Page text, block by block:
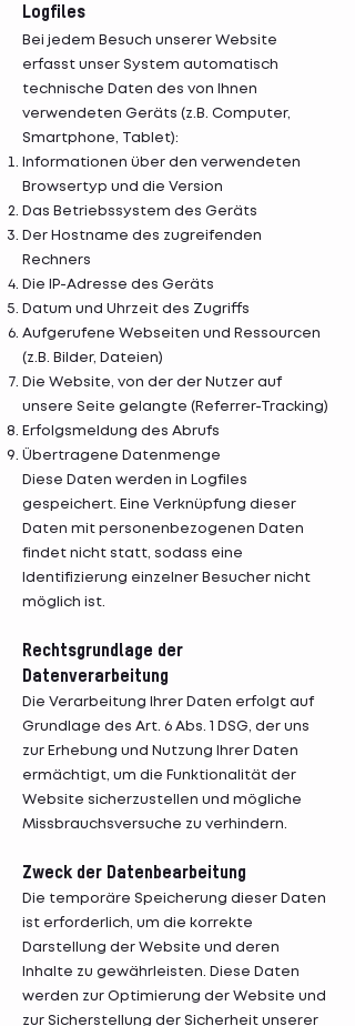
Logfiles
Bei jedem Besuch unserer Website
erfasst unser System automatisch
technische Daten des von Ihnen
verwendeten Geräts (z.B. Computer,
Smartphone, Tablet):
Informationen über den verwendeten
Browsertyp und die Version
Das Betriebssystem des Geräts
Der Hostname des zugreifenden
Rechners
Die IP-Adresse des Geräts
Datum und Uhrzeit des Zugriffs
Aufgerufene Webseiten und Ressourcen
(z.B. Bilder, Dateien)
Die Website, von der der Nutzer auf
unsere Seite gelangte (Referrer-Tracking)
Erfolgsmeldung des Abrufs
Übertragene Datenmenge
Diese Daten werden in Logfiles
gespeichert. Eine Verknüpfung dieser
Daten mit personenbezogenen Daten
findet nicht statt, sodass eine
Identifizierung einzelner Besucher nicht
möglich ist.
Rechtsgrundlage der
Datenverarbeitung
Die Verarbeitung Ihrer Daten erfolgt auf
Grundlage des Art. 6 Abs. 1 DSG, der uns
zur Erhebung und Nutzung Ihrer Daten
ermächtigt, um die Funktionalität der
Website sicherzustellen und mögliche
Missbrauchsversuche zu verhindern.
Zweck der Datenbearbeitung
Die temporäre Speicherung dieser Daten
ist erforderlich, um die korrekte
Darstellung der Website und deren
Inhalte zu gewährleisten. Diese Daten
werden zur Optimierung der Website und
zur Sicherstellung der Sicherheit unserer